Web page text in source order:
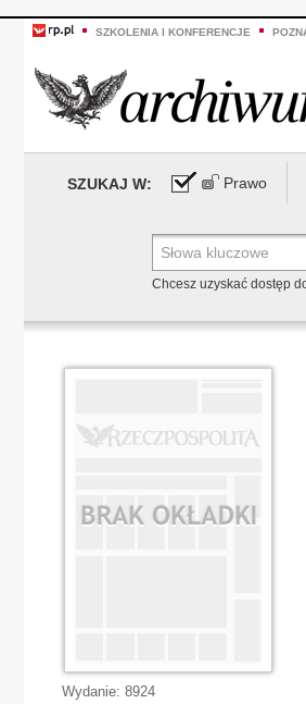
SZKOLENIA I KONFERENCJE
SZUKAJ W: Prawo
Chcesz uzyskać dostęp
Wydanie: 8924